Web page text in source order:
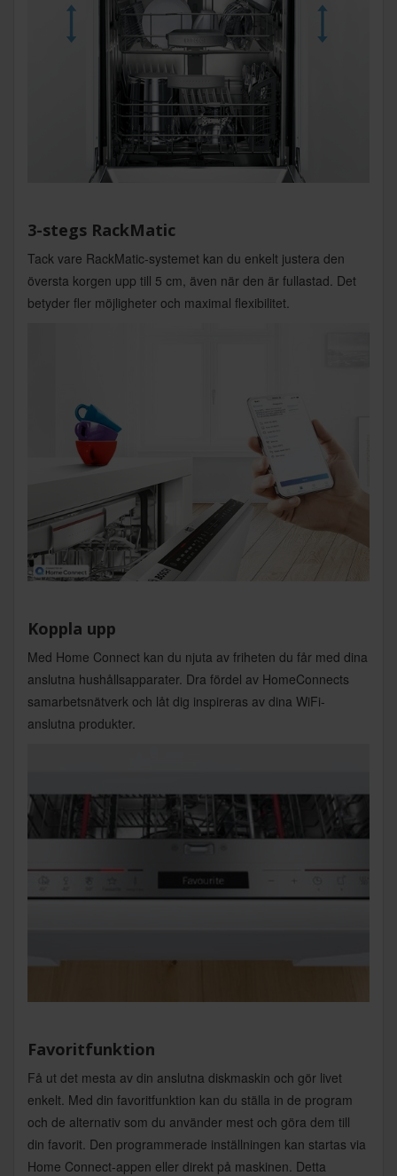
3-stegs RackMatic
Tack vare RackMatic-systemet kan du enkelt justera den
översta korgen upp till 5 cm, även när den är fullastad. Det
betyder fler möjligheter och maximal flexibilitet.
Koppla upp
Med Home Connect kan du njuta av friheten du får med dina
anslutna hushållsapparater. Dra fördel av HomeConnects
samarbetsnätverk och låt dig inspireras av dina WiFi-
anslutna produkter.
Favoritfunktion
Få ut det mesta av din anslutna diskmaskin och gör livet
enkelt. Med din favoritfunktion kan du ställa in de program
och de alternativ som du använder mest och göra dem till
din favorit. Den programmerade inställningen kan startas via
Home Connect-appen eller direkt på maskinen. Detta